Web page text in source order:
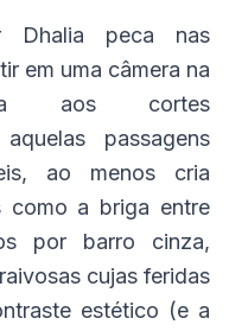
Dhalia peca nas
em uma câmera na
aos cortes
passagens
ao menos cria
como a briga entre
por barro cinza,
cujas feridas
estético (e a